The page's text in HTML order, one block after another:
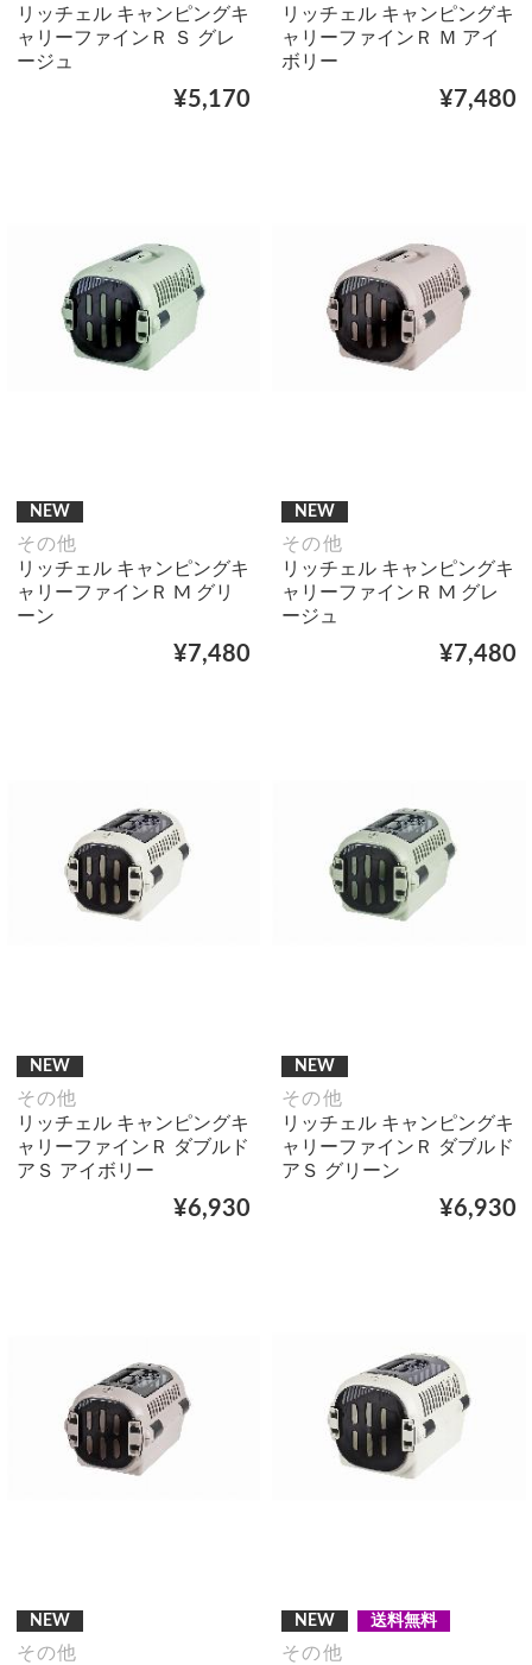
リッチェル キャンピングキ
ャリーファインＲ Ｓ グレ
ージュ
¥5,170
リッチェル キャンピングキ
ャリーファインＲ Ｍ アイ
ボリー
¥7,480
NEW
その他
リッチェル キャンピングキ
ャリーファインＲ M グリ
ーン
¥7,480
NEW
その他
リッチェル キャンピングキ
ャリーファインＲ M グレ
ージュ
¥7,480
NEW
その他
リッチェル キャンピングキ
ャリーファインＲ ダブルド
アＳ アイボリー
¥6,930
NEW
その他
リッチェル キャンピングキ
ャリーファインＲ ダブルド
アＳ グリーン
¥6,930
NEW
その他
NEW 送料無料
その他